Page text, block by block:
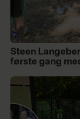
Steen
første gang